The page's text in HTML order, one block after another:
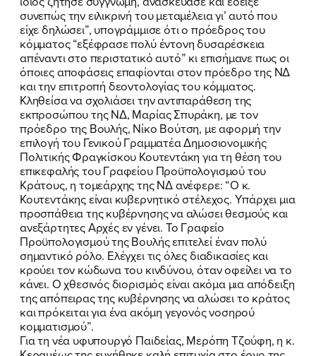
FB IN TW YT LN VB TIKTOK
συνεπώς την ειλικρινή του μεταμέλεια γι’ αυτό που
είχε δηλώσει”, υπογράμμισε ότι ο πρόεδρος του
κόμματος “εξέφρασε πολύ έντονη δυσαρέσκεια
απέναντι στο περιστατικό αυτό” κι επισήμανε πως οι
όποιες αποφάσεις επαφίονται στον πρόεδρο της ΝΔ
και την επιτροπή δεοντολογίας του κόμματος.
Κληθείσα να σχολιάσει την αντιπαράθεση της
εκπροσώπου της ΝΔ, Μαρίας Σπυράκη, με τον
πρόεδρο της Βουλής, Νίκο Βούτση, με αφορμή την
επιλογή του Γενικού Γραμματέα Δημοσιονομικής
Πολιτικής Φραγκίσκου Κουτεντάκη για τη θέση του
επικεφαλής του Γραφείου Προϋπολογισμού του
Κράτους, η τομεάρχης της ΝΔ ανέφερε: “Ο κ.
Κουτεντάκης είναι κυβερνητικό στέλεχος. Υπάρχει μια
προσπάθεια της κυβέρνησης να αλώσει θεσμούς και
ανεξάρτητες Αρχές εν γένει. Το Γραφείο
Προϋπολογισμού της Βουλής επιτελεί έναν πολύ
σημαντικό ρόλο. Ελέγχει τις όλες διαδικασίες και
κρούει τον κώδωνα του κινδύνου, όταν οφείλει να το
κάνει. Ο χθεσινός διορισμός είναι ακόμα μια απόδειξη
της απόπειρας της κυβέρνησης να αλώσει το κράτος
και πρόκειται για ένα ακόμη γεγονός νοσηρού
κομματισμού”.
Για τη νέα υφυπουργό Παιδείας, Μερόπη Τζούφη, η κ.